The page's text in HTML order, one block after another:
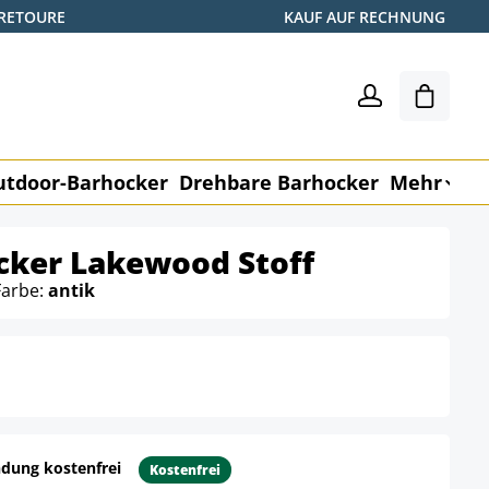
KAUF AUF RECHNUNG
Barhocker Drehbare Barhocker Mehr
Lakewood Stoff
antik
kostenfrei Kostenfrei